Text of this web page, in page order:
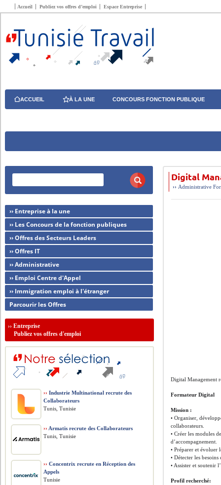
Accueil Publiez vos offres d’emploi Espace Entreprise
ACCUEIL À LA UNE CONCOURS FONCTION PUBLIQUE
Digital
›› Administrative
Digital Management
Formateur Digital
Mission :
• Organiser,
collaborateurs.
• Créer les modules
d’accompagnement.
• Préparer et évoluer
• Détecter les
• Assister et soutenir
Profil recherché:
›› Entreprise à la une
›› Les Concours de la fonction publiques
›› Offres des Secteurs Leaders
›› Offres IT
›› Administrative
›› Emploi Centre d'Appel
›› Immigration emploi à l'étranger
Parcourir les Offres
››Entreprise
Publiez vos offres d'emploi
›› Industrie Multinational recrute des
Collaborateurs
Tunis, Tunisie
›› Armatis recrute des Collaborateurs
Tunis, Tunisie
›› Concentrix recrute en Réception des
Appels
Tunisie